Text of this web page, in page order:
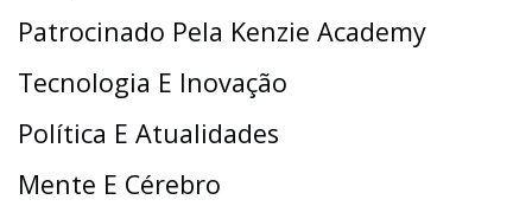
Patrocinado Pela Kenzie Academy
Tecnologia E Inovação
Política E Atualidades
Mente E Cérebro